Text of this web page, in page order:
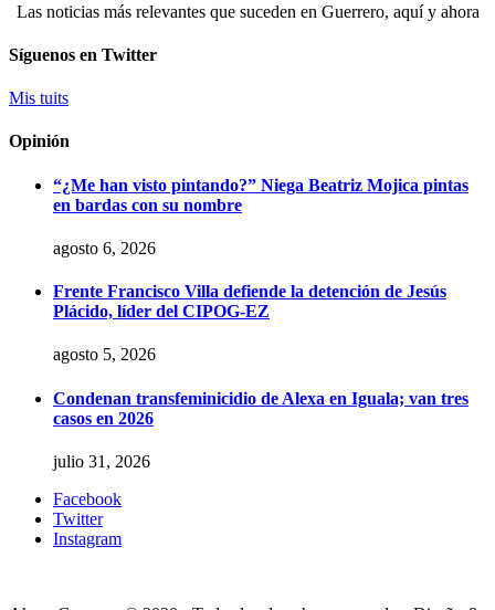
Las noticias más relevantes que suceden en Guerrero, aquí y ahora
Síguenos en Twitter
Mis tuits
Opinión
“¿Me han visto pintando?” Niega Beatriz Mojica pintas
en bardas con su nombre
agosto 6, 2026
Frente Francisco Villa defiende la detención de Jesús
Plácido, líder del CIPOG-EZ
agosto 5, 2026
Condenan transfeminicidio de Alexa en Iguala; van tres
casos en 2026
julio 31, 2026
Facebook
Twitter
Instagram